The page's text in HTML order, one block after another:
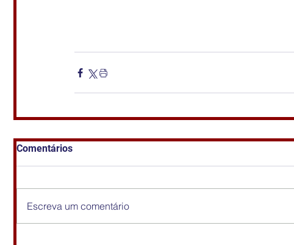
Comentários
Escreva um comentário